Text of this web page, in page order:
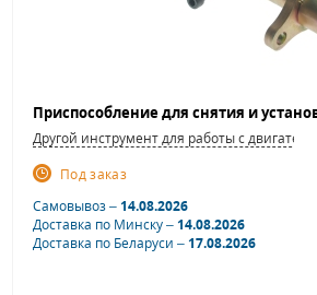
Другой инструмент для работы с двигателем
Под заказ
Самовывоз –14.08.2026
Доставка по Минску –14.08.2026
Доставка по Беларуси –17.08.2026